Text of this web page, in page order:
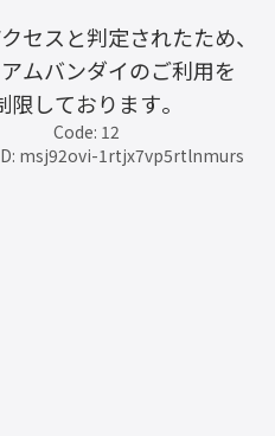
セスと判定されたため、
ムバンダイのご利用を
限しております。
Code: 12
msj92ovi-1rtjx7vp5rtlnmurs